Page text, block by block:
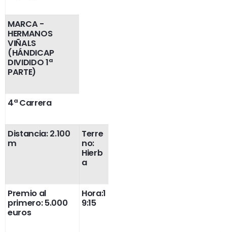
MARCA -
HERMANOS
VIÑALS
(HÁNDICAP
DIVIDIDO 1ª
PARTE)
4ª Carrera
Distancia: 2.100
m
Terre
no:
Hierb
a
Premio al
primero: 5.000
euros
Hora:1
9:15